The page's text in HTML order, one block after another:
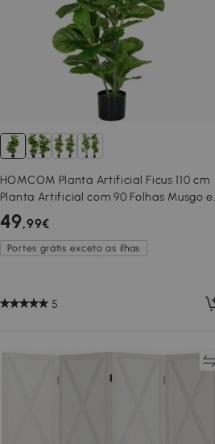
HOMCOM Planta Artificial Ficus 110 cm
Planta Artificial com 90 Folhas Musgo e
Vaso Planta Artificial Decorativa para
Interior e Exterior Verde
49,99€
Portes grátis exceto as ilhas
5